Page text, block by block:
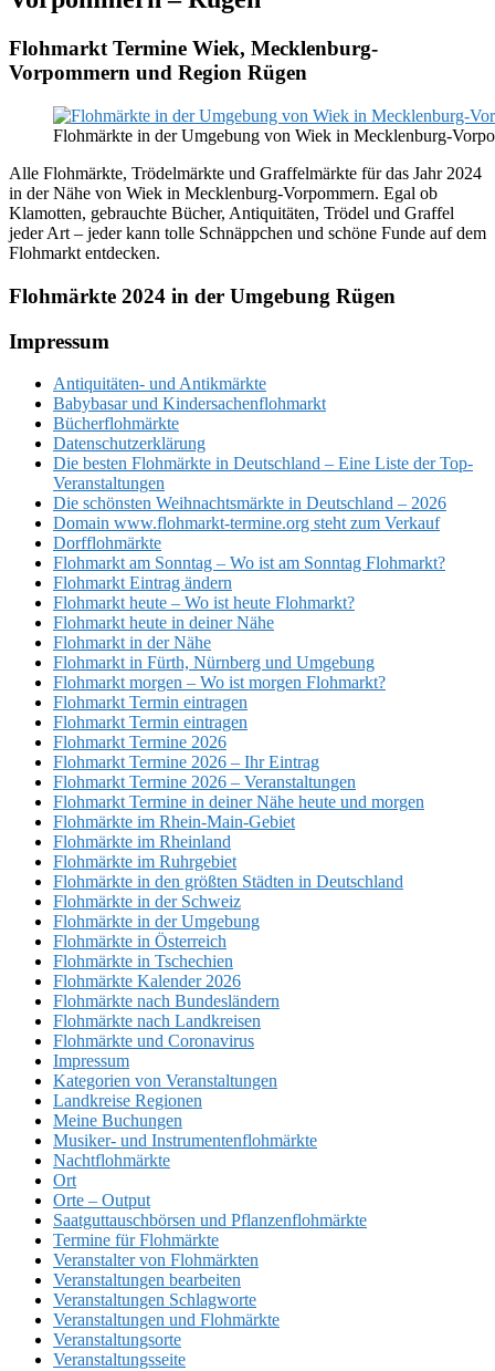
Flohmarkt Termine Wiek, Mecklenburg-
Vorpommern und Region Rügen
Flohmärkte in der Umgebung von Wiek in Mecklenburg-
Alle Flohmärkte, Trödelmärkte und Graffelmärkte für das Jahr 2024
in der Nähe von Wiek in Mecklenburg-Vorpommern. Egal ob
Klamotten, gebrauchte Bücher, Antiquitäten, Trödel und Graffel
jeder Art – jeder kann tolle Schnäppchen und schöne Funde auf dem
Flohmarkt entdecken.
Flohmärkte 2024 in der Umgebung Rügen
Footer
Impressum
Antiquitäten- und Antikmärkte
Babybasar und Kindersachenflohmarkt
Bücherflohmärkte
Datenschutzerklärung
Die besten Flohmärkte in Deutschland – Eine Liste der Top-
Veranstaltungen
Die schönsten Weihnachtsmärkte in Deutschland – 2026
Domain www.flohmarkt-termine.org steht zum Verkauf
Dorfflohmärkte
Flohmarkt am Sonntag – Wo ist am Sonntag Flohmarkt?
Flohmarkt Eintrag ändern
Flohmarkt heute – Wo ist heute Flohmarkt?
Flohmarkt heute in deiner Nähe
Flohmarkt in der Nähe
Flohmarkt in Fürth, Nürnberg und Umgebung
Flohmarkt morgen – Wo ist morgen Flohmarkt?
Flohmarkt Termin eintragen
Flohmarkt Termin eintragen
Flohmarkt Termine 2026
Flohmarkt Termine 2026 – Ihr Eintrag
Flohmarkt Termine 2026 – Veranstaltungen
Flohmarkt Termine in deiner Nähe heute und morgen
Flohmärkte im Rhein-Main-Gebiet
Flohmärkte im Rheinland
Flohmärkte im Ruhrgebiet
Flohmärkte in den größten Städten in Deutschland
Flohmärkte in der Schweiz
Flohmärkte in der Umgebung
Flohmärkte in Österreich
Flohmärkte in Tschechien
Flohmärkte Kalender 2026
Flohmärkte nach Bundesländern
Flohmärkte nach Landkreisen
Flohmärkte und Coronavirus
Impressum
Kategorien von Veranstaltungen
Landkreise Regionen
Meine Buchungen
Musiker- und Instrumentenflohmärkte
Nachtflohmärkte
Ort
Orte – Output
Saatguttauschbörsen und Pflanzenflohmärkte
Termine für Flohmärkte
Veranstalter von Flohmärkten
Veranstaltungen bearbeiten
Veranstaltungen Schlagworte
Veranstaltungen und Flohmärkte
Veranstaltungsorte
Veranstaltungsseite